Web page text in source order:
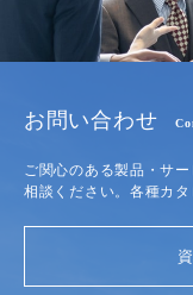
お問い合わせ
ご関心のある製品・サ
相談ください。各種カ